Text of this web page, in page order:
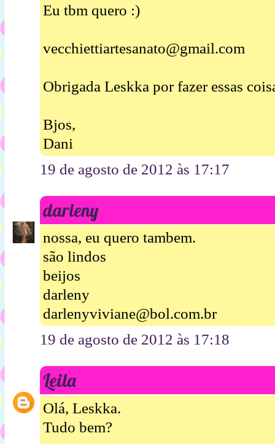
Eu tbm quero :)
vecchiettiartesanato@gmail.com
Obrigada Leskka por fazer essas
Bjos,
Dani
19 de agosto de 2012 às 17:17
darleny
nossa, eu quero tambem.
são lindos
beijos
darleny
darlenyviviane@bol.com.br
19 de agosto de 2012 às 17:18
Leila
Olá, Leskka.
Tudo bem?